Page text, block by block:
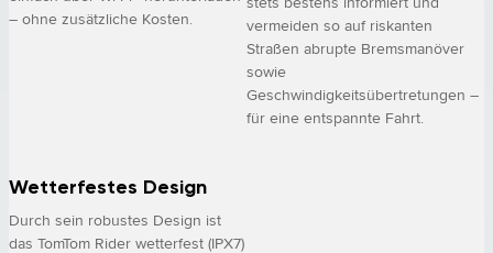
– ohne zusätzliche Kosten.
vermeiden so auf riskanten
Straßen abrupte Bremsmanöver
sowie
Geschwindigkeitsübertretungen –
für eine entspannte Fahrt.
Wetterfestes Design
Durch sein robustes Design ist
das TomTom Rider wetterfest (IPX7)